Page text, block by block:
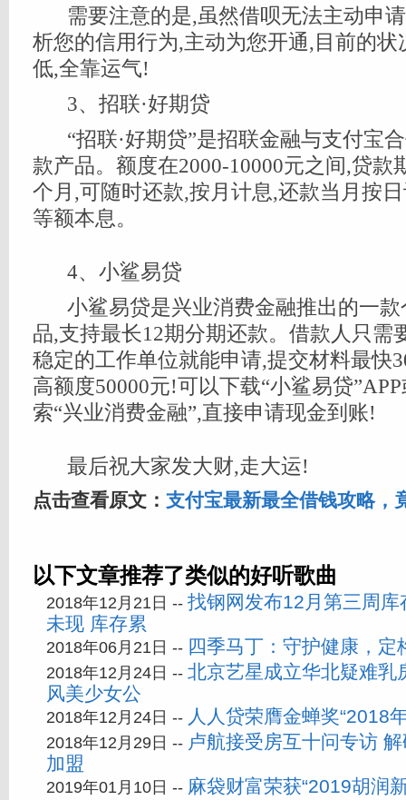
需要注意的是,虽然借呗无法主动申
析您的信用行为,主动为您开通,目前的状
低,全靠运气!
3、招联·好期贷
“招联·好期贷”是招联金融与支付宝
款产品。额度在2000-10000元之间,贷款
个月,可随时还款,按月计息,还款当月按
等额本息。
4、小鲨易贷
小鲨易贷是兴业消费金融推出的一
品,支持最长12期分期还款。借款人只需
稳定的工作单位就能申请,提交材料最快
高额度50000元!可以下载“小鲨易贷
索“兴业消费金融”,直接申请现金到账!
最后祝大家发大财,走大运!
点击查看原文： 支付宝最新最全借钱攻略，
以下文章推荐了类似的好听歌曲
2018年12月21日 -- 找钢网发布12月第三周
未现 库存累
2018年06月21日 -- 四季马丁：守护健康，定
2018年12月24日 -- 北京艺星成立华北疑难乳
风美少女公
2018年12月24日 -- 人人贷荣膺金蝉奖“2018
2018年12月29日 -- 卢航接受房互十问专访
加盟
2019年01月10日 -- 麻袋财富荣获“2019胡润